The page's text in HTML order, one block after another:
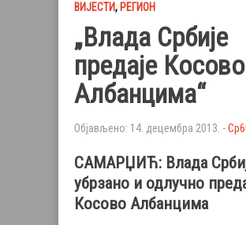
ВИЈЕСТИ, РЕГИОН
„Влада Србије
предаје Косово
Албанцима“
Објављено: 14. децембра 2013. -
САМАРЏИЋ: Влада
убрзано и одлучно
Косово Албанцима